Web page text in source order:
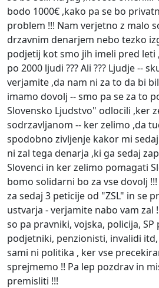
bodo 1000€ ,kako pa se bo
problem !!! Nam verjetno z malo
drzavnim denarjem nebo tezko
podjetij kot smo jih imeli pred leti
po 2000 ljudi ??? Ali ??? Ljudje --
verjamite ,da nam ni za to da bi
imamo dovolj -- smo pa se za to
Slovensko Ljudstvo" odlocili ,ker
sodrzavljanom -- ker zelimo ,da
spodobno zivljenje kakor mi
ni zal tega denarja ,ki ga sedaj
Slovenci in ker zelimo pomagati
bomo solidarni bo za vse dovolj
za sedaj 3 peticije od "ZSL" in se
ustvarja - verjamite nabo vam zal
so pa pravniki, vojska, policija,
podjetniki, penzionisti, invalidi
sami ni politika , ker vse
sprejmemo !! Pa lep pozdrav in
premisliti !!!